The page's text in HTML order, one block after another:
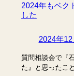
2024年もベク
した
2024年12
質問相談会で『
た』と思ったこ